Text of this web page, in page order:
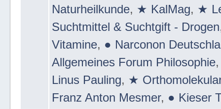
ULC ➦ Bodhietologie,📕 Board
Naturheilkunde,★ KalMag,★
Suchtmittel & Suchtgift - Drogen
Vitamine,● Narconon
Allgemeines Forum Philosophie
Linus Pauling,★